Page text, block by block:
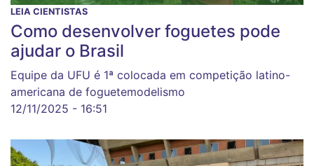
LEIA CIENTISTAS
Como desenvolver foguetes pode
ajudar o Brasil
Equipe da UFU é 1ª colocada em competição latino-
americana de foguetemodelismo
12/11/2025 - 16:51